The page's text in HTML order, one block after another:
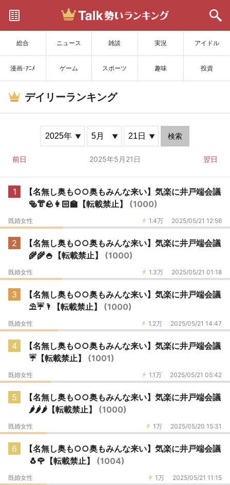
総合 ニュース 雑談 実況 アイドル
漫画･ｱﾆﾒ ゲーム スポーツ 趣味 投資
サイトを更新
デイリーランキング
検索
前日 2025年5月21日 翌日
1
【名無し奥も○○奥もみんな来い】気楽に井戸端会議
🥯👘🪨👩🏻‍🏫【転載禁止】 (1000)
1.4万 2025/05/21 12:56
既婚女性
2
【名無し奥も○○奥もみんな来い】気楽に井戸端会議
🌾🌾🍚【転載禁止】 (1000)
1.3万 2025/05/21 01:18
既婚女性
3
【名無し奥も○○奥もみんな来い】気楽に井戸端会議
⛱️☔️🌂【転載禁止】 (1000)
1.2万 2025/05/21 14:47
既婚女性
4
【名無し奥も○○奥もみんな来い】気楽に井戸端会議
☔️【転載禁止】 (1001)
1.1万 2025/05/21 05:42
既婚女性
5
【名無し奥も○○奥もみんな来い】気楽に井戸端会議
🌶️🌶️🌶️【転載禁止】 (1000)
1万 2025/05/20 15:31
既婚女性
6
【名無し奥も○○奥もみんな来い】気楽に井戸端会議
🐧🌹【転載禁止】 (1004)
1万 2025/05/21 11:15
既婚女性